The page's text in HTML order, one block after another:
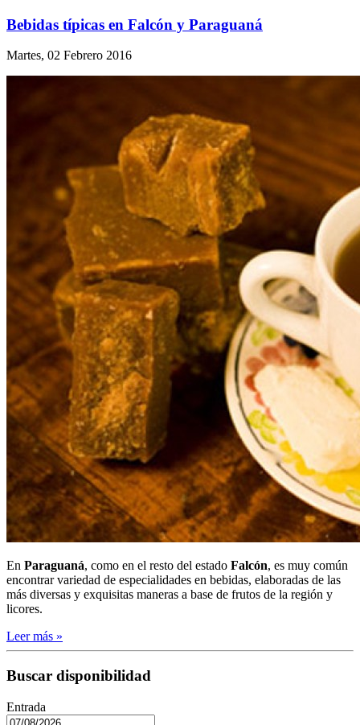
Bebidas típicas en Falcón y Paraguaná
Martes, 02 Febrero 2016
En Paraguaná, como en el resto del estado Falcón, es muy común
encontrar variedad de especialidades en bebidas, elaboradas de las
más diversas y exquisitas maneras a base de frutos de la región y
licores.
Leer más »
Buscar disponibilidad
Entrada